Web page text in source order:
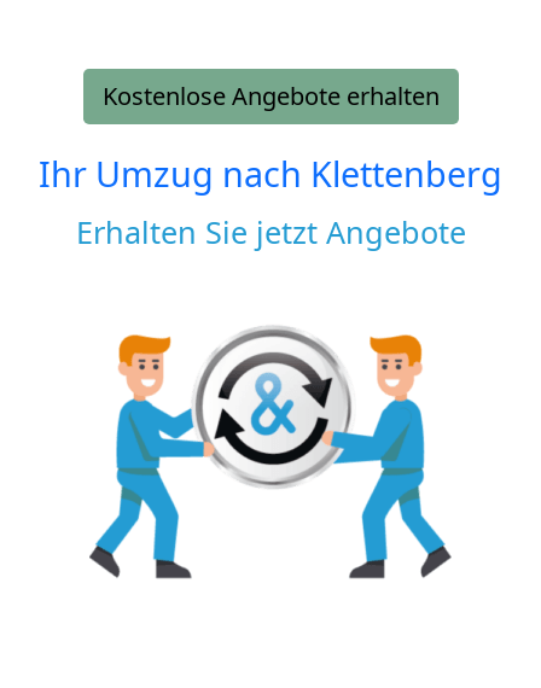
Kostenlose Angebote erhalten
Ihr Umzug nach Klettenberg
Erhalten Sie jetzt Angebote